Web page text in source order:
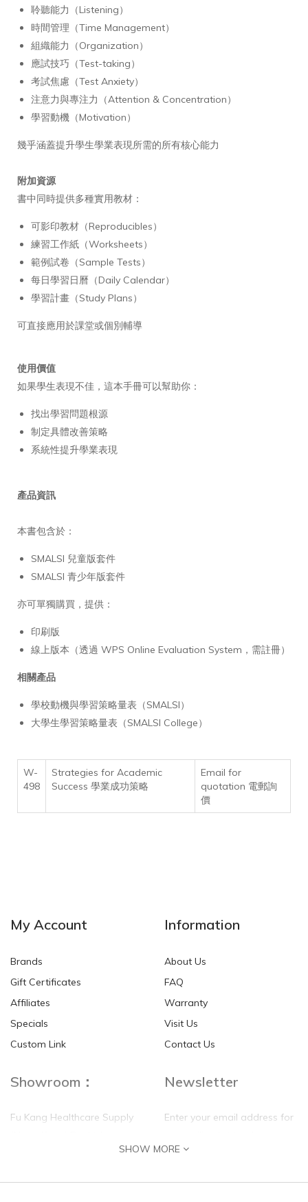
聆聽能力（Listening）
時間管理（Time Management）
組織能力（Organization）
應試技巧（Test-taking）
考試焦慮（Test Anxiety）
注意力與專注力（Attention & Concentration）
學習動機（Motivation）
幾乎涵蓋提升學生學業表現所需的所有核心能力
附加資源
書中同時提供多種實用教材：
可影印教材（Reproducibles）
練習工作紙（Worksheets）
範例試卷（Sample Tests）
每日學習日曆（Daily Calendar）
學習計畫（Study Plans）
可直接應用於課堂或個別輔導
使用價值
如果學生表現不佳，這本手冊可以幫助你：
找出學習問題根源
制定具體改善策略
系統性提升學業表現
產品資訊
本書包含於：
SMALSI 兒童版套件
SMALSI 青少年版套件
亦可單獨購買，提供：
印刷版
線上版本（透過 WPS Online Evaluation System，需註冊）
相關產品
學校動機與學習策略量表（SMALSI）
大學生學習策略量表（SMALSI College）
W-
498
Strategies for Academic
Success 學業成功策略
Email for
quotation 電郵詢
價
My Account
Brands
Gift Certificates
Affiliates
Specials
Custom Link
Information
About Us
FAQ
Warranty
Visit Us
Contact Us
Showroom：
Fu Kang Healthcare Supply
Flat G, 4 Floor, Shui Sum
Newsletter
Enter your email address for
self update
SHOW MORE